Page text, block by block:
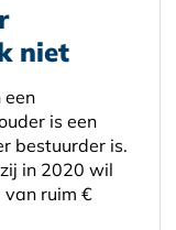
niet
een
is een
bestuurder is.
in 2020 wil
ruim €